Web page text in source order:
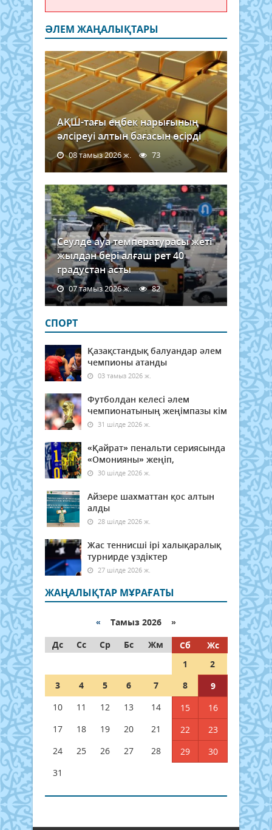
ӘЛЕМ ЖАҢАЛЫҚТАРЫ
АҚШ-тағы еңбек нарығының
әлсіреуі алтын бағасын өсірді
08 тамыз 2026 ж. 73
Сеулде ауа температурасы жеті
жылдан бері алғаш рет 40
градустан асты
07 тамыз 2026 ж. 82
СПОРТ
Қазақстандық балуандар әлем
чемпионы атанды
03 тамыз 2026 ж.
Футболдан келесі әлем
чемпионатының жеңімпазы кім
31 шілде 2026 ж.
«Қайрат» пенальти сериясында
«Омонияны» жеңіп,
30 шілде 2026 ж.
Айзере шахматтан қос алтын
алды
28 шілде 2026 ж.
Жас теннисші ірі халықаралық
турнирде үздіктер
27 шілде 2026 ж.
ЖАҢАЛЫҚТАР МҰРАҒАТЫ
« Тамыз 2026 »
Дс
Сс Ср Бс Жм Сб
Жс
1
2
3
4 5 6 7 8
9
10
11 12 13 14 15
16
17
18 19 20 21 22
23
24
25 26 27 28 29
30
31